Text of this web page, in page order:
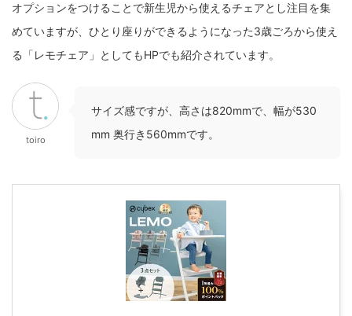
オプションをつけることで新生児から使えるチェアとし注目を集
めていますが、ひとり座りができるようになった3歳ごろから使え
る「レモチェア」としてもHPでも紹介されています。
toiro
サイズ感ですが、高さは820mmで、幅が530
mm 奥行き560mmです。